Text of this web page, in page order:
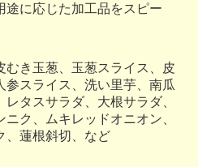
途に応じた加工品をスピー
むき玉葱、玉葱スライス、皮
スライス、洗い里芋、南瓜
タスサラダ、大根サラダ、
ク、ムキレッドオニオン、
、蓮根斜切、など